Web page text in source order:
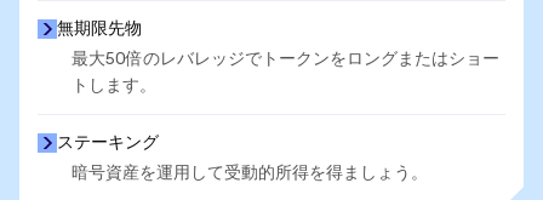
無期限先物
最大50倍のレバレッジでトークンをロングまたはショー
トします。
ステーキング
暗号資産を運用して受動的所得を得ましょう。